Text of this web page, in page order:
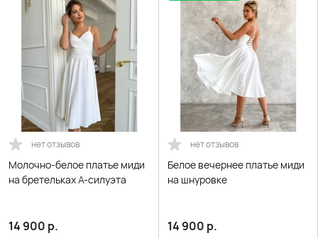
нет отзывов
Молочно-белое платье миди
на бретельках А-силуэта
14 900 р.
нет отзывов
Белое вечернее платье миди
на шнуровке
14 900 р.